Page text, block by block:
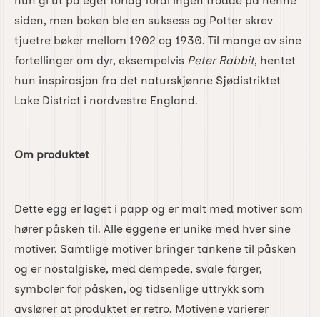
siden, men boken ble en suksess og Potter skrev
tjuetre bøker mellom 1902 og 1930. Til mange av sine
fortellinger om dyr, eksempelvis Peter Rabbit, hentet
hun inspirasjon fra det naturskjønne Sjødistriktet
Lake District i nordvestre England.
Om produktet
Dette egg er laget i papp og er malt med motiver som
hører påsken til. Alle eggene er unike med hver sine
motiver. Samtlige motiver bringer tankene til påsken
og er nostalgiske, med dempede, svale farger,
symboler for påsken, og tidsenlige uttrykk som
avslører at produktet er retro. Motivene varierer